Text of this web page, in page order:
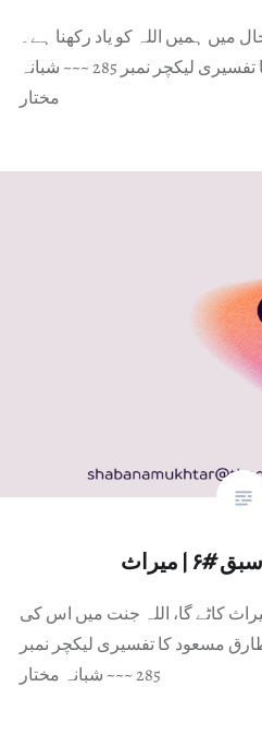
ہمیں اللہ کو یاد رکھنا ہے۔
ماخذ مفتی طارق مسعود کا تفسیری لیکچر نمبر 285 ~~~ شبانہ
مختار
| میراث
کاٹے گا، اللہ جنت میں اس کی
مسعود کا تفسیری لیکچر نمبر
285 ~~~ شبانہ مختار